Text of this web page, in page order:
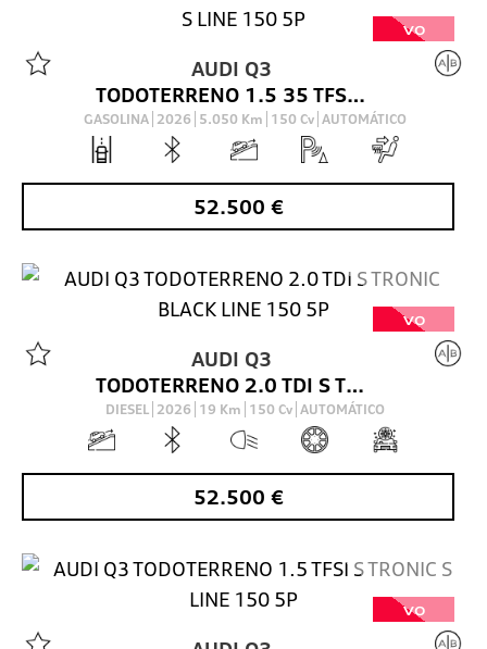
VO
AUDI Q3
TODOTERRENO 1.5 35 TFSI S TRONIC S LINE 150 5P
GASOLINA 2026 5.050 Km 150 Cv AUTOMÁTICO
52.500 €
VO
AUDI Q3
TODOTERRENO 2.0 TDI S TRONIC BLACK LINE 150 5P
DIESEL 2026 19 Km 150 Cv AUTOMÁTICO
52.500 €
VO